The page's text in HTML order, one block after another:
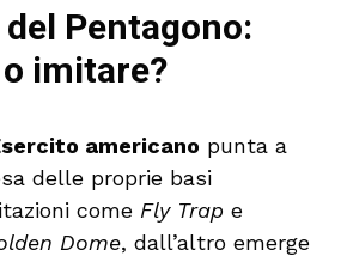
Pentagono:
imitare?
americano punta a
delle proprie basi
come Fly Trap e
Dome, dall’altro emerge